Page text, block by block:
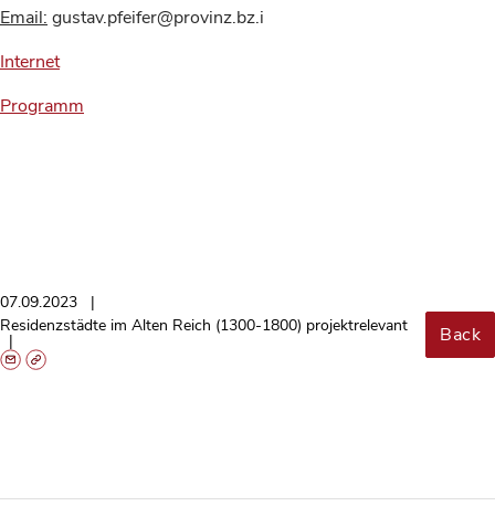
Email: gustav.pfeifer@provinz.bz.i
Internet
Programm
07.09.2023
Residenzstädte im Alten Reich (1300-1800) projektrelevant
Back